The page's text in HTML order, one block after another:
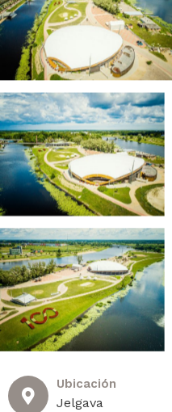
Ubicación
Jelgava